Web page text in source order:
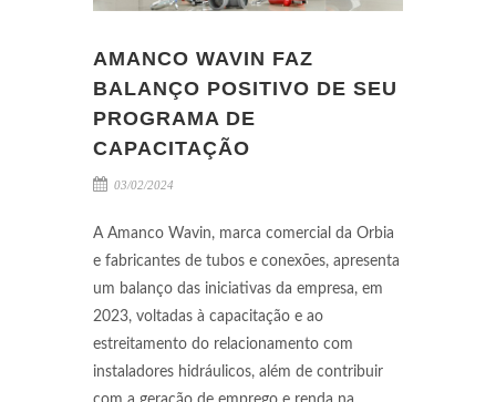
AMANCO WAVIN FAZ
BALANÇO POSITIVO DE SEU
PROGRAMA DE
CAPACITAÇÃO
03/02/2024
A Amanco Wavin, marca comercial da Orbia
e fabricantes de tubos e conexões, apresenta
um balanço das iniciativas da empresa, em
2023, voltadas à capacitação e ao
estreitamento do relacionamento com
instaladores hidráulicos, além de contribuir